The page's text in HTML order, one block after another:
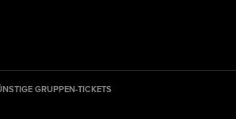
GRUPPEN-TICKETS